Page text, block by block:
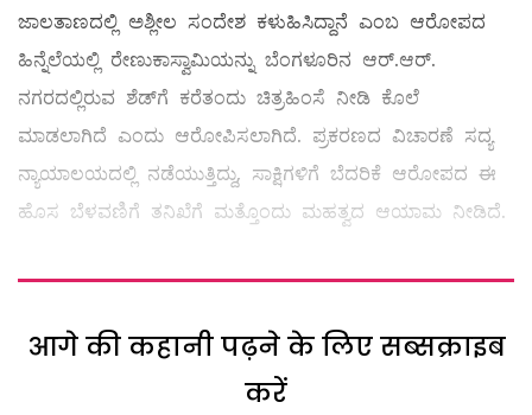
ಜಾಲತಾಣದಲ್ಲಿ ಅಶ್ಲೀಲ ಸಂದೇಶ ಕಳುಹಿಸಿದ್ದಾನೆ ಎಂಬ ಆರೋಪದ
ಹಿನ್ನೆಲೆಯಲ್ಲಿ ರೇಣುಕಾಸ್ವಾಮಿಯನ್ನು ಬೆಂಗಳೂರಿನ ಆರ್.ಆರ್.
ನಗರದಲ್ಲಿರುವ ಶೆಡ್‌ಗೆ ಕರೆತಂದು ಚಿತ್ರಹಿಂಸೆ ನೀಡಿ ಕೊಲೆ
ಮಾಡಲಾಗಿದೆ ಎಂದು ಆರೋಪಿಸಲಾಗಿದೆ. ಪ್ರಕರಣದ ವಿಚಾರಣೆ ಸದ್ಯ
ನ್ಯಾಯಾಲಯದಲ್ಲಿ ನಡೆಯುತ್ತಿದ್ದು, ಸಾಕ್ಷಿಗಳಿಗೆ ಬೆದರಿಕೆ ಆರೋಪದ ಈ
ಹೊಸ ಬೆಳವಣಿಗೆ ತನಿಖೆಗೆ ಮತ್ತೊಂದು ಮಹತ್ವದ ಆಯಾಮ ನೀಡಿದೆ.
आगे की कहानी पढ़ने के लिए सब्सक्राइब
करें